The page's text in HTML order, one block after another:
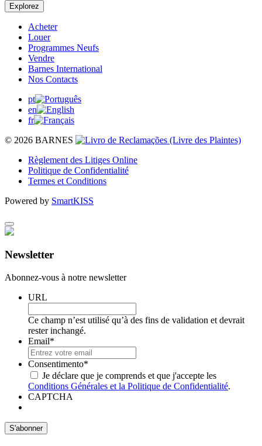
Explorez
Acheter
Louer
Programmes Neufs
Vendre
Barnes International
Nos Contacts
pt
en
fr
© 2026 BARNES
Règlement des Litiges Online
Politique de Confidentialité
Termes et Conditions
Powered by SmartKISS
Newsletter
Abonnez-vous à notre newsletter
URL
Ce champ n’est utilisé qu’à des fins de validation et devrait
rester inchangé.
Email*
Consentimento*
Je déclare que je comprends et que j'accepte les
Conditions Générales et la Politique de Confidentialité.
CAPTCHA